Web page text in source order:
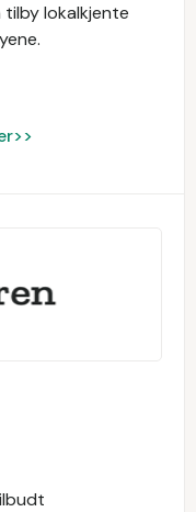
lokalkjente